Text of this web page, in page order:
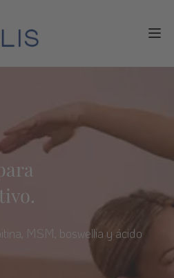
MSM, boswellia y ácido